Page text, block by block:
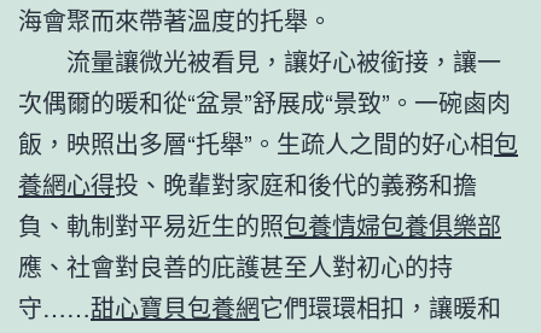
海會聚而來帶著溫度的托舉。
流量讓微光被看見，讓好心被銜接，讓一
次偶爾的暖和從“盆景”舒展成“景致”。一碗鹵肉
飯，映照出多層“托舉”。生疏人之間的好心相包
養網心得投、晚輩對家庭和後代的義務和擔
負、軌制對平易近生的照包養情婦包養俱樂部
應、社會對良善的庇護甚至人對初心的持
守……甜心寶貝包養網它們環環相扣，讓暖和